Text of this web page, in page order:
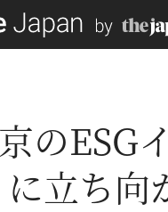
のESG
立ち向